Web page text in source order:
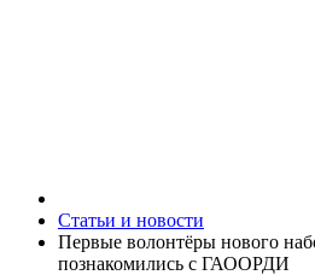
Статьи и новости
Первые волонтёры нового
познакомились с ГАООРДИ